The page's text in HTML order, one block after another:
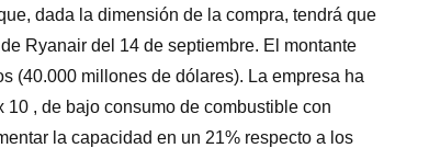
dada la dimensión de la compra, tendrá que
Ryanair del 14 de septiembre. El montante
(40.000 millones de dólares). La empresa ha
, de bajo consumo de combustible con
la capacidad en un 21% respecto a los